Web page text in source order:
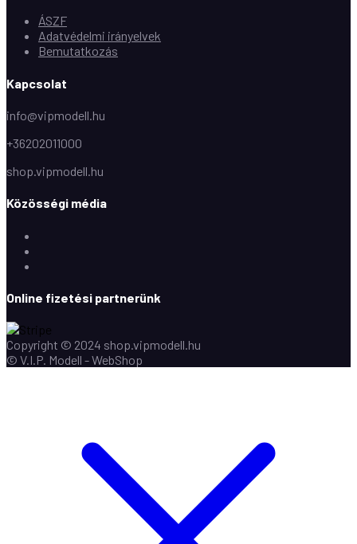
ÁSZF
Adatvédelmi irányelvek
Bemutatkozás
Kapcsolat
info@vipmodell.hu
+36202011000
shop.vipmodell.hu
Közösségi média
Online fizetési partnerünk
Copyright © 2024 shop.vipmodell.hu
© V.I.P. Modell - WebShop